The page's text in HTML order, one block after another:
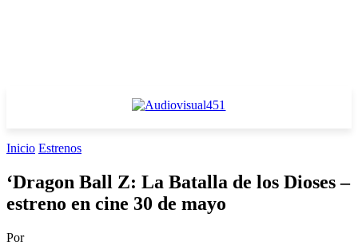
Inicio Estrenos
‘Dragon Ball Z: La Batalla de los Dioses –
estreno en cine 30 de mayo
Por